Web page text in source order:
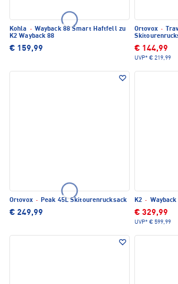
Kohla · Wayback 88 Smart Haftfell zu
K2 Wayback 88
€ 159,99
Ortovox ·
€ 144,99
UVP* € 219,99
Ortovox · Peak 45L Skitourenrucksack
€ 249,99
K2 ·
€ 329,99
UVP* € 599,99